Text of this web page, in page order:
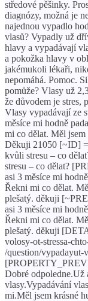
středové pěšinky.
diagnózy, možná je
najednou vypadlo
vlasů? Vypadly už
hlavy a vypadávají
a pokožka hlavy v
jakémukoli lékaři,
nepomáhá. Pomoc.
pomůže? Vlasy už
že důvodem je stres,
Vlasy vypadávají ze
měsíce mi hodně
mi co dělat. Měl jsem
Děkuji 21050 [~ID]
kvůli stresu – co
stresu – co dělat?
asi 3 měsíce mi
Řekni mi co dělat.
plešatý. děkuji
asi 3 měsíce mi
Řekni mi co dělat.
plešatý. děkuji
volosy-ot-stressa-
/question/vypadayut-
Dobré odpoledne.Už
vlasy.Vypadávání
mi.Měl jsem krásné